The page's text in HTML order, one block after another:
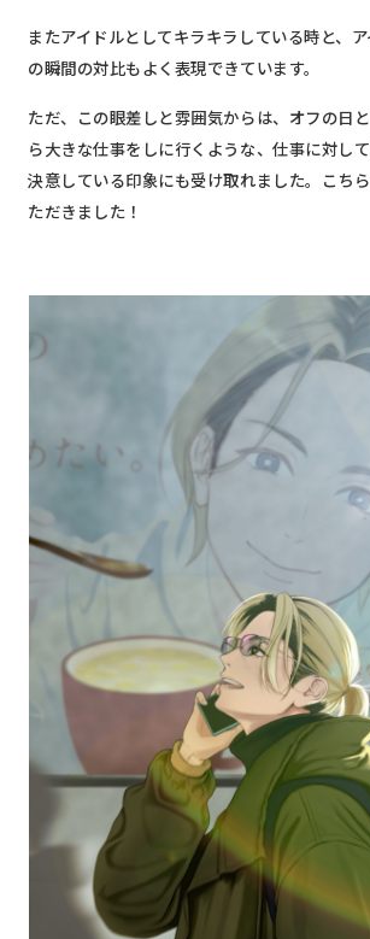
またアイドルとしてキラキラしている時と、
の瞬間の対比もよく表現できています。
ただ、この眼差しと雰囲気からは、オフの日
ら大きな仕事をしに行くような、仕事に対し
決意している印象にも受け取れました。こち
ただきました！